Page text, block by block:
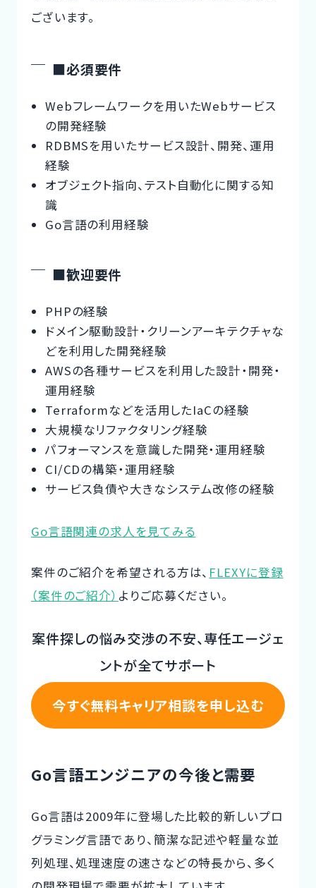
ございます。
■必須要件
Webフレームワークを用いたWebサービス
の開発経験
RDBMSを用いたサービス設計、開発、運用
経験
オブジェクト指向、テスト自動化に関する知
識
Go言語の利用経験
■歓迎要件
PHPの経験
ドメイン駆動設計・クリーンアーキテクチャな
どを利用した開発経験
AWSの各種サービスを利用した設計・開発・
運用経験
Terraformなどを活用したIaCの経験
大規模なリファクタリング経験
パフォーマンスを意識した開発・運用経験
CI/CDの構築・運用経験
サービス負債や大きなシステム改修の経験
Go言語関連の求人を見てみる
案件のご紹介を希望される方は、 FLEXYに登録
（案件のご紹介） よりご応募ください。
案件探しの悩み交渉の不安、専任エージェ
ントが全てサポート
今すぐ無料キャリア相談を申し込む
Go言語エンジニアの今後と需要
Go言語は2009年に登場した比較的新しいプロ
グラミング言語であり、簡潔な記述や軽量な並
列処理、処理速度の速さなどの特長から、多く